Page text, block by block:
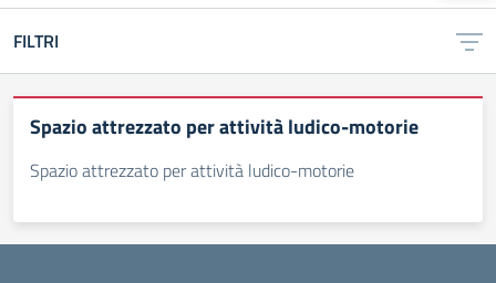
FILTRI
Spazio attrezzato per attività ludico-motorie
Spazio attrezzato per attività ludico-motorie